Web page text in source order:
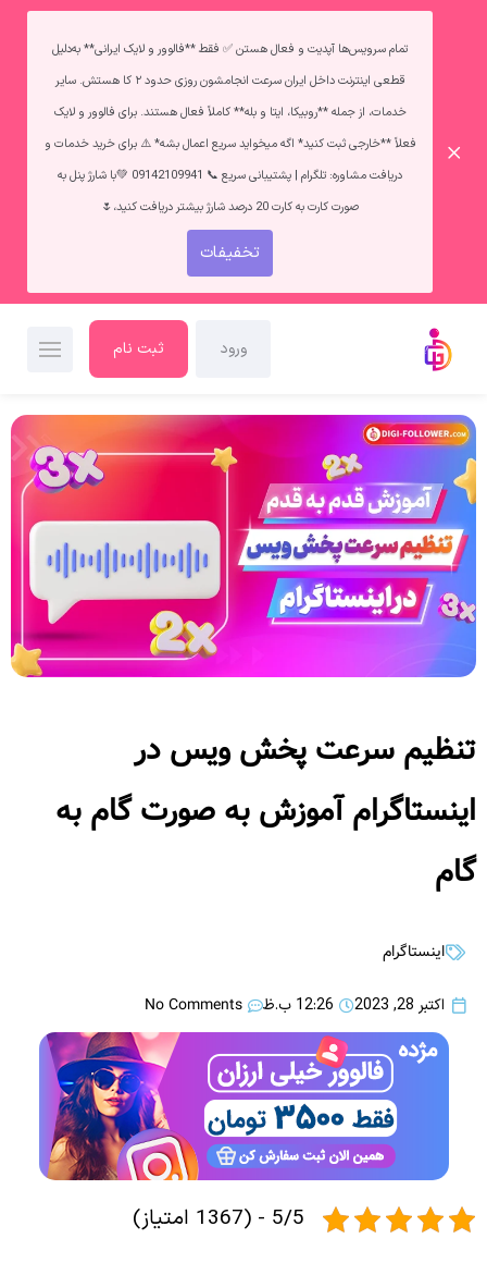
تمام سرویس‌ها آپدیت و فعال هستن ✅ فقط **فالوور و لایک ایرانی** به‌دلیل
قطعی اینترنت داخل ایران سرعت انجامشون روزی حدود ۲ کا هستش. سایر
خدمات، از جمله **روبیکا، ایتا و بله** کاملاً فعال هستند. برای فالوور و لایک
فعلاً **خارجی ثبت کنید* اگه میخواید سریع اعمال بشه* ⚠️ برای خرید خدمات و
دریافت مشاوره: تلگرام | پشتیبانی سریع 📞 09142109941 💚با شارژ پنل به
صورت کارت به کارت 20 درصد شارژ بیشتر دریافت کنید،🌷
تخفیفات
ورود ثبت نام
تنظیم سرعت پخش ویس در
اینستاگرام آموزش به صورت گام به
گام
اینستاگرام
اکتبر 28, 2023 12:26 ب.ظ No Comments
5/5 - (1367 امتیاز)